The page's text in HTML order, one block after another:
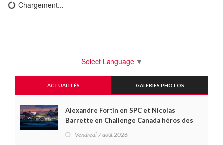
Chargement...
Select Language ▼
ACTUALITÉS GALERIES PHOTOS
Alexandre Fortin en SPC et Nicolas
Barrette en Challenge Canada héros des
Vendredi 7 août 2026